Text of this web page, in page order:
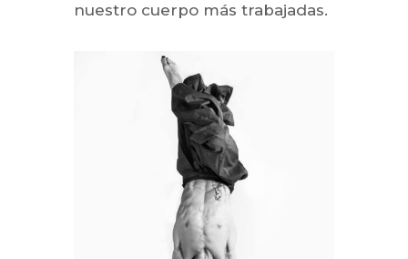
nuestro cuerpo más trabajadas.